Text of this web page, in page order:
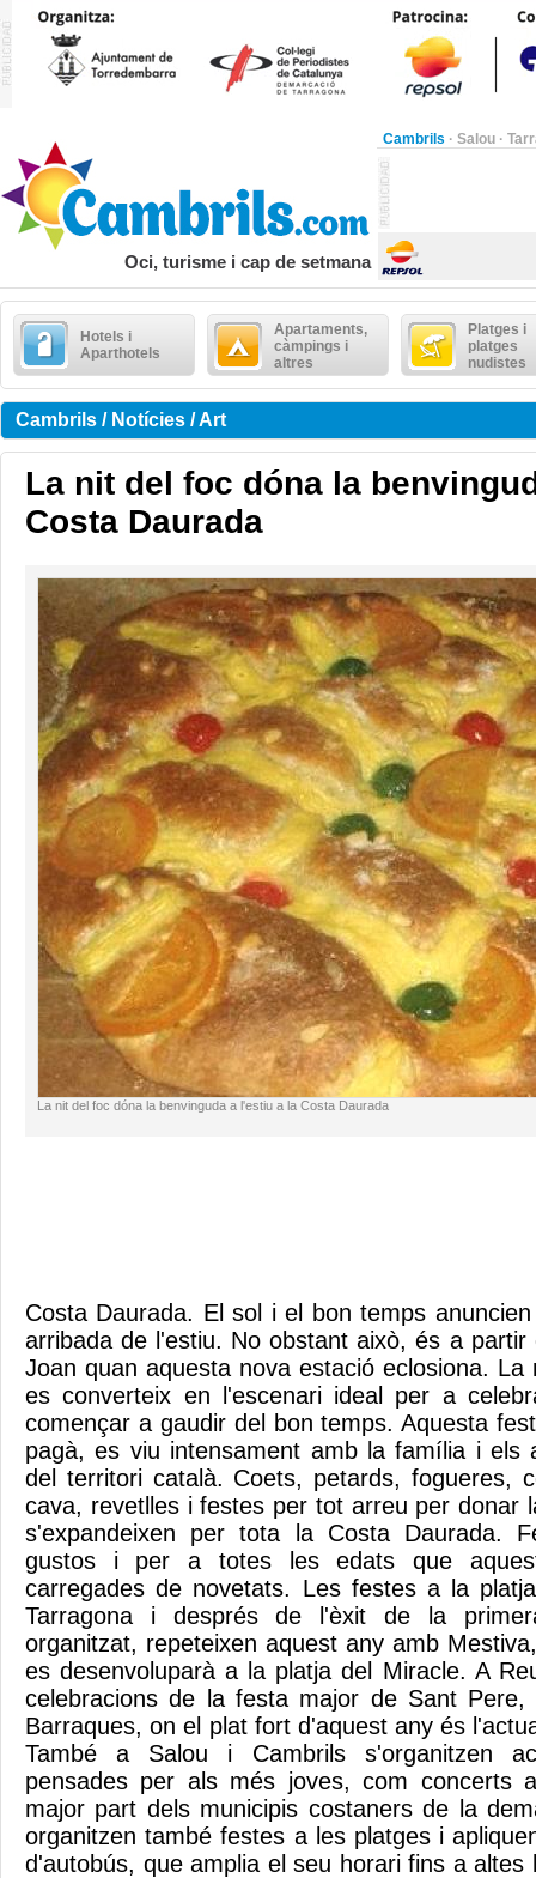
Cambrils · Salou ·
Oci, turisme i cap de setmana
Hotels i
Aparthotels
Apartaments,
càmpings i
altres
Platges i
platges
nudistes
Cambrils / Notícies / Art
La nit del foc dóna la
Costa Daurada
La nit del foc dóna la benvinguda a l'estiu a la Costa Daurada
Costa Daurada. El sol i el bon temps
arribada de l'estiu. No obstant això, és a
Joan quan aquesta nova estació eclosiona.
es converteix en l'escenari ideal per a
començar a gaudir del bon temps. Aquesta
pagà, es viu intensament amb la família i els
del territori català. Coets, petards, fogueres,
cava, revetlles i festes per tot arreu per donar
s'expandeixen per tota la Costa Daurada.
gustos i per a totes les edats que
carregades de novetats. Les festes a la
Tarragona i després de l'èxit de la
organitzat, repeteixen aquest any amb
es desenvoluparà a la platja del Miracle. A
celebracions de la festa major de Sant Pere,
Barraques, on el plat fort d'aquest any és
També a Salou i Cambrils s'organitzen
pensades per als més joves, com concerts
major part dels municipis costaners de la
organitzen també festes a les platges i
d'autobús, que amplia el seu horari fins a altes